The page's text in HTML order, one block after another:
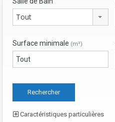
Tout
Surface minimale (m²)
Caractéristiques particulières